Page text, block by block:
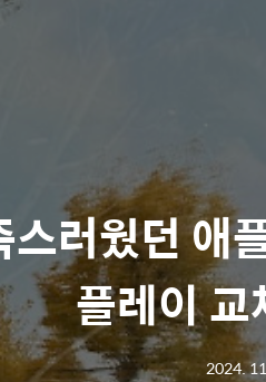
스러웠던 애
플레이
2024.